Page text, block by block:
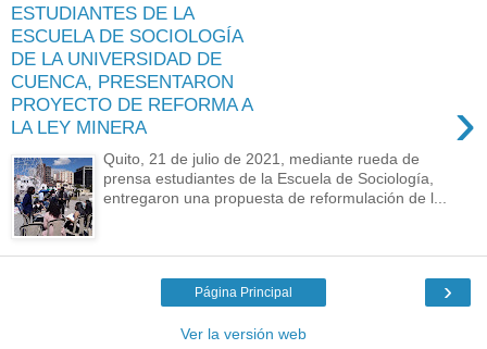
ESTUDIANTES DE LA
ESCUELA DE SOCIOLOGÍA
DE LA UNIVERSIDAD DE
CUENCA, PRESENTARON
PROYECTO DE REFORMA A
LA LEY MINERA
›
Quito, 21 de julio de 2021, mediante rueda de
prensa estudiantes de la Escuela de Sociología,
entregaron una propuesta de reformulación de l...
›
Página Principal
Ver la versión web